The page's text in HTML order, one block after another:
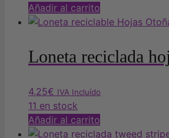
original
era:
actual
es:
Añadir al carrito
Loneta reciclada
4,25€ IVA Incluído
11 en stock
Añadir al carrito